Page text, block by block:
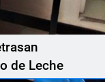
de Leche